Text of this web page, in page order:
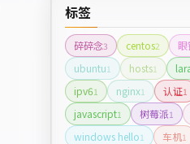
标签
碎碎念3 centos2 眼
ubuntu1 hosts1
ipv61 nginx1 认证1
javascript1 树莓派1
windows hello1 车机1